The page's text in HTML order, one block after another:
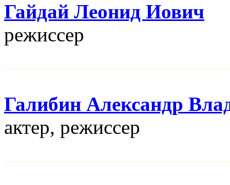
Гайдай Леонид Иович
режисcер
Галибин Александр
актер, режисcер